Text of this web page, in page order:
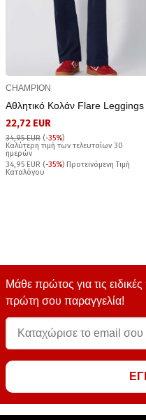
CHAMPION
Αθλητικό Κολάν Flare Leggings
22,72 EUR
34,95 EUR (-35%)
Καλύτερη τιμή των τελευταίων 30
ημερών
34,95 EUR (-35%) Προτεινόμενη Τιμή
Καταλόγου
Μάθε πρώτος για τις
πρώτη σου παραγγελία!